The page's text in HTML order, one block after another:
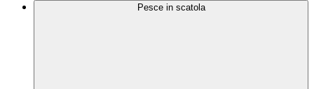
Pesce in scatola